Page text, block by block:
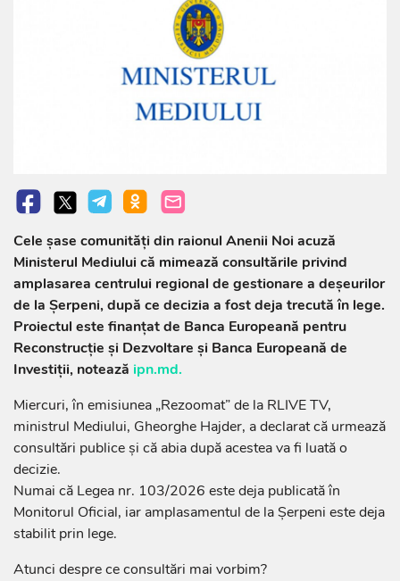
Cele șase comunități din raionul Anenii Noi acuză
Ministerul Mediului că mimează consultările privind
amplasarea centrului regional de gestionare a deșeurilor
de la Șerpeni, după ce decizia a fost deja trecută în lege.
Proiectul este finanțat de Banca Europeană pentru
Reconstrucție și Dezvoltare și Banca Europeană de
Investiții, notează ipn.md.
Miercuri, în emisiunea „Rezoomat” de la RLIVE TV,
ministrul Mediului, Gheorghe Hajder, a declarat că urmează
consultări publice și că abia după acestea va fi luată o
decizie.
Numai că Legea nr. 103/2026 este deja publicată în
Monitorul Oficial, iar amplasamentul de la Șerpeni este deja
stabilit prin lege.
Atunci despre ce consultări mai vorbim?